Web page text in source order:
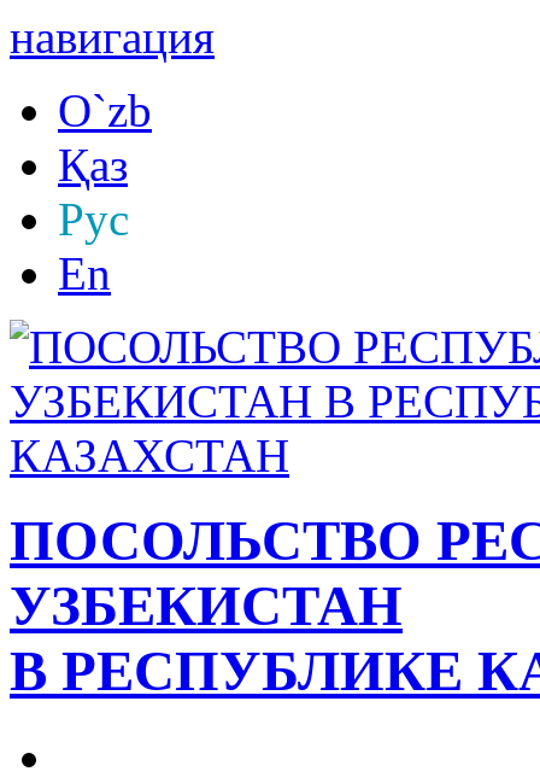
навигация
O`zb
Қаз
Рус
En
ПОСОЛЬСТВО
УЗБЕКИСТАН
В РЕСПУБЛИКЕ